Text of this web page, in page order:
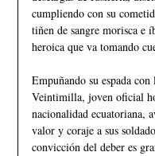
cumpliendo con su
tiñen de sangre morisca e
heroica que va tomando
Empuñando su espada
Veintimilla, joven oficial
nacionalidad ecuatoriana,
valor y coraje a sus
convicción del deber es